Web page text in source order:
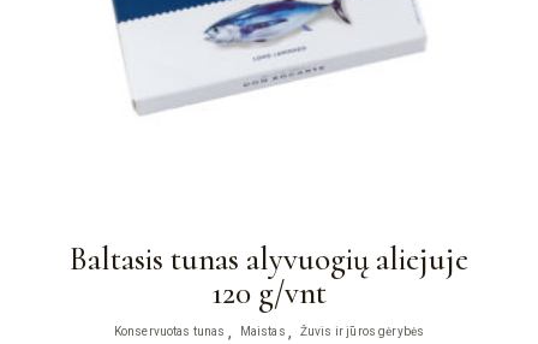
Baltasis tunas alyvuogių aliejuje
120 g/vnt
Konservuotas tunas Maistas Žuvis ir jūros gėrybės